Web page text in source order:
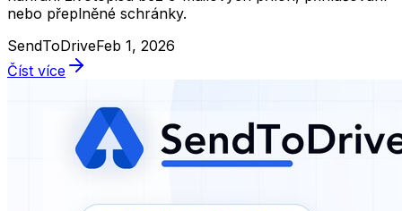
nebo přeplněné schránky.
SendToDriveFeb 1, 2026
Číst více